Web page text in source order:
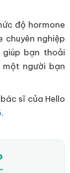
độ hormone
chuyên nghiệp
bạn thoải
người bạn
sĩ của Hello
.